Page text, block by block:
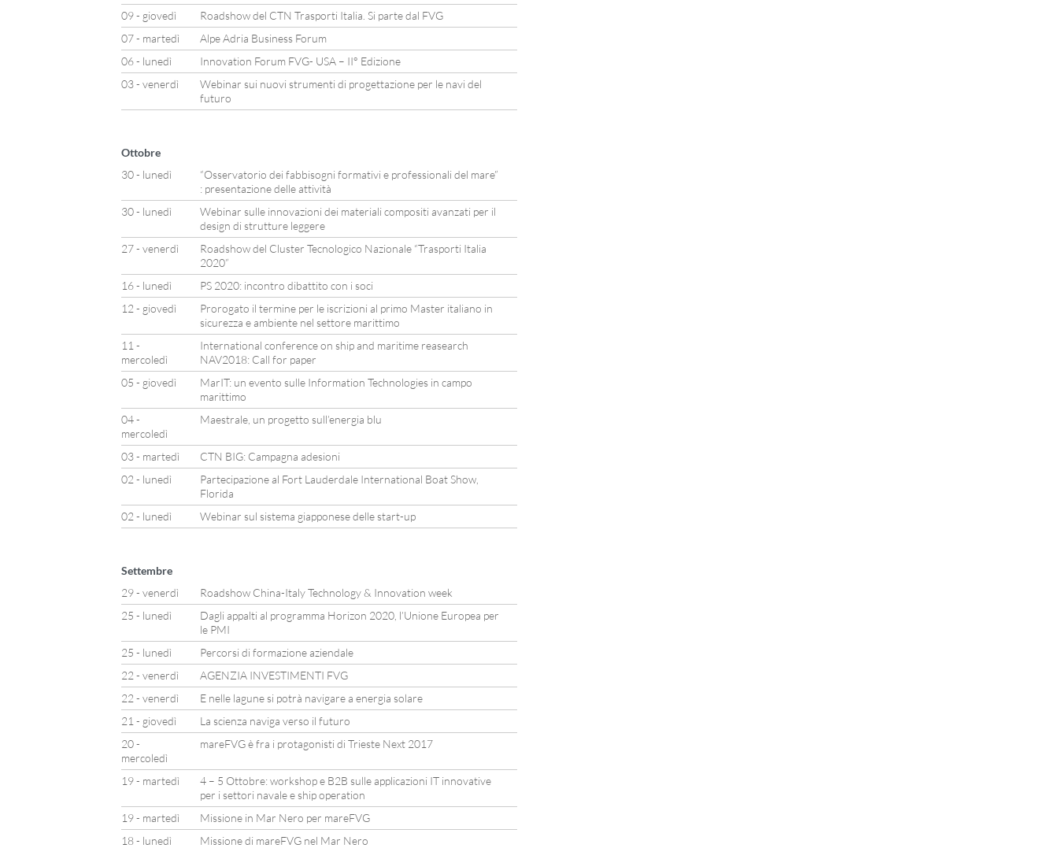
09 - giovedì
Roadshow del CTN Trasporti Italia. Si parte dal FVG
07 - martedì
Alpe Adria Business Forum
06 - lunedì
Innovation Forum FVG- USA – II° Edizione
03 - venerdì
Webinar sui nuovi strumenti di progettazione per le navi del
futuro
Ottobre
30 - lunedì
“Osservatorio dei fabbisogni formativi e professionali del mare”
: presentazione delle attività
30 - lunedì
Webinar sulle innovazioni dei materiali compositi avanzati per il
design di strutture leggere
27 - venerdì
Roadshow del Cluster Tecnologico Nazionale “Trasporti Italia
2020”
16 - lunedì
PS 2020: incontro dibattito con i soci
12 - giovedì
Prorogato il termine per le iscrizioni al primo Master italiano in
sicurezza e ambiente nel settore marittimo
11 -
mercoledì
International conference on ship and maritime reasearch
NAV2018: Call for paper
05 - giovedì
MarIT: un evento sulle Information Technologies in campo
marittimo
04 -
mercoledì
Maestrale, un progetto sull’energia blu
03 - martedì
CTN BIG: Campagna adesioni
02 - lunedì
Partecipazione al Fort Lauderdale International Boat Show,
Florida
02 - lunedì
Webinar sul sistema giapponese delle start-up
Settembre
29 - venerdì
Roadshow China-Italy Technology & Innovation week
25 - lunedì
Dagli appalti al programma Horizon 2020, l’Unione Europea per
le PMI
25 - lunedì
Percorsi di formazione aziendale
22 - venerdì
AGENZIA INVESTIMENTI FVG
22 - venerdì
E nelle lagune si potrà navigare a energia solare
21 - giovedì
La scienza naviga verso il futuro
20 -
mercoledì
mareFVG è fra i protagonisti di Trieste Next 2017
19 - martedì
4 – 5 Ottobre: workshop e B2B sulle applicazioni IT innovative
per i settori navale e ship operation
19 - martedì
Missione in Mar Nero per mareFVG
18 - lunedì
Missione di mareFVG nel Mar Nero